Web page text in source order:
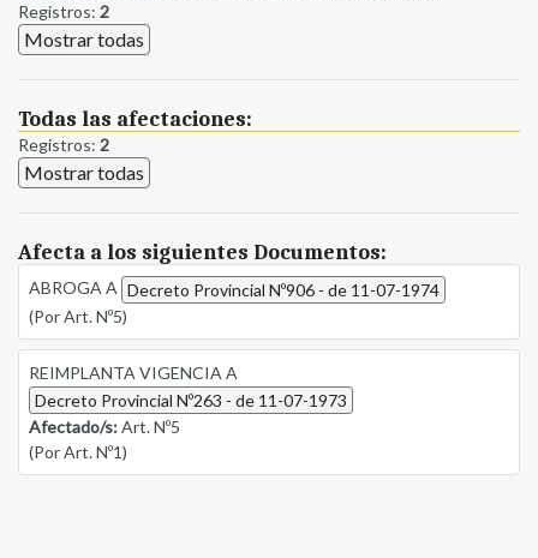
Registros: 2
Mostrar todas
Todas las afectaciones:
Registros: 2
Mostrar todas
Afecta a los siguientes Documentos:
ABROGA A Decreto Provincial Nº906 - de 11-07-1974
(Por Art. Nº5)
REIMPLANTA VIGENCIA A
Decreto Provincial Nº263 - de 11-07-1973
Afectado/s:Art. Nº5
(Por Art. Nº1)